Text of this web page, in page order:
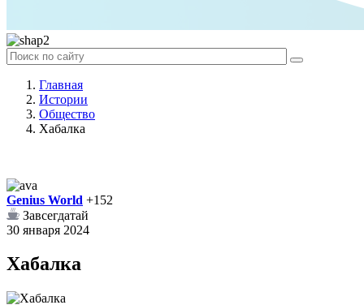
Главная
Истории
Общество
Хабалка
Genius World +152
Завсегдатай
30 января 2024
Хабалка